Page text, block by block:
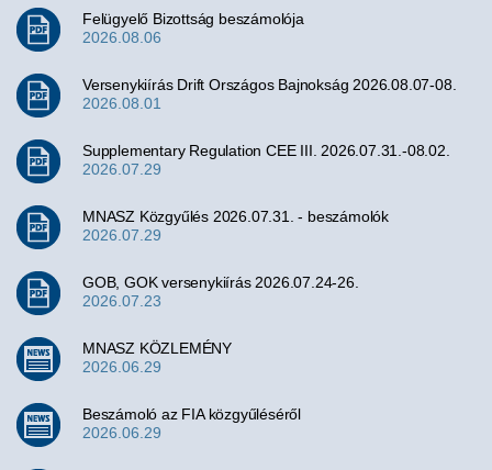
Felügyelő Bizottság beszámolója
2026.08.06
Versenykiírás Drift Országos Bajnokság 2026.08.07-08.
2026.08.01
Supplementary Regulation CEE III. 2026.07.31.-08.02.
2026.07.29
MNASZ Közgyűlés 2026.07.31. - beszámolók
2026.07.29
GOB, GOK versenykiírás 2026.07.24-26.
2026.07.23
MNASZ KÖZLEMÉNY
2026.06.29
Beszámoló az FIA közgyűléséről
2026.06.29